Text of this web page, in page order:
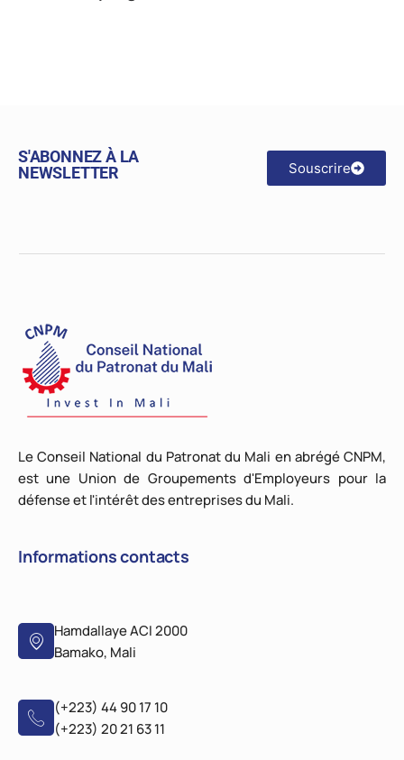
S'ABONNEZ À LA
NEWSLETTER
Souscrire
Le Conseil National du Patronat du Mali en abrégé CNPM,
est une Union de Groupements d'Employeurs pour la
défense et l'intérêt des entreprises du Mali.
Informations contacts
Hamdallaye ACI 2000
Bamako, Mali
(+223) 44 90 17 10
(+223) 20 21 63 11